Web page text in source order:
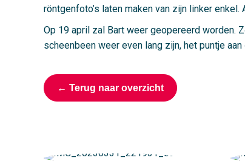
röntgenfoto’s laten maken van zijn linker
Op 19 april zal Bart weer geopereerd worden.
scheenbeen weer even lang zijn, het puntje
← Terug naar overzicht